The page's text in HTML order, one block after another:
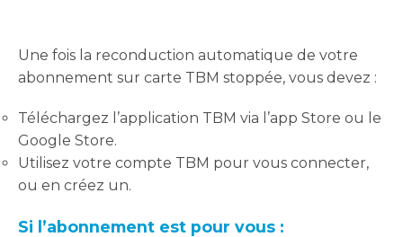
Une fois la reconduction automatique de votre
abonnement sur carte TBM stoppée, vous devez :
Téléchargez l’application TBM via l’app Store ou le
Google Store.
Utilisez votre compte TBM pour vous connecter,
ou en créez un.
Si l’abonnement est pour vous :